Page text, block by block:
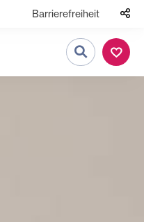
Barrierefreiheit
Suche